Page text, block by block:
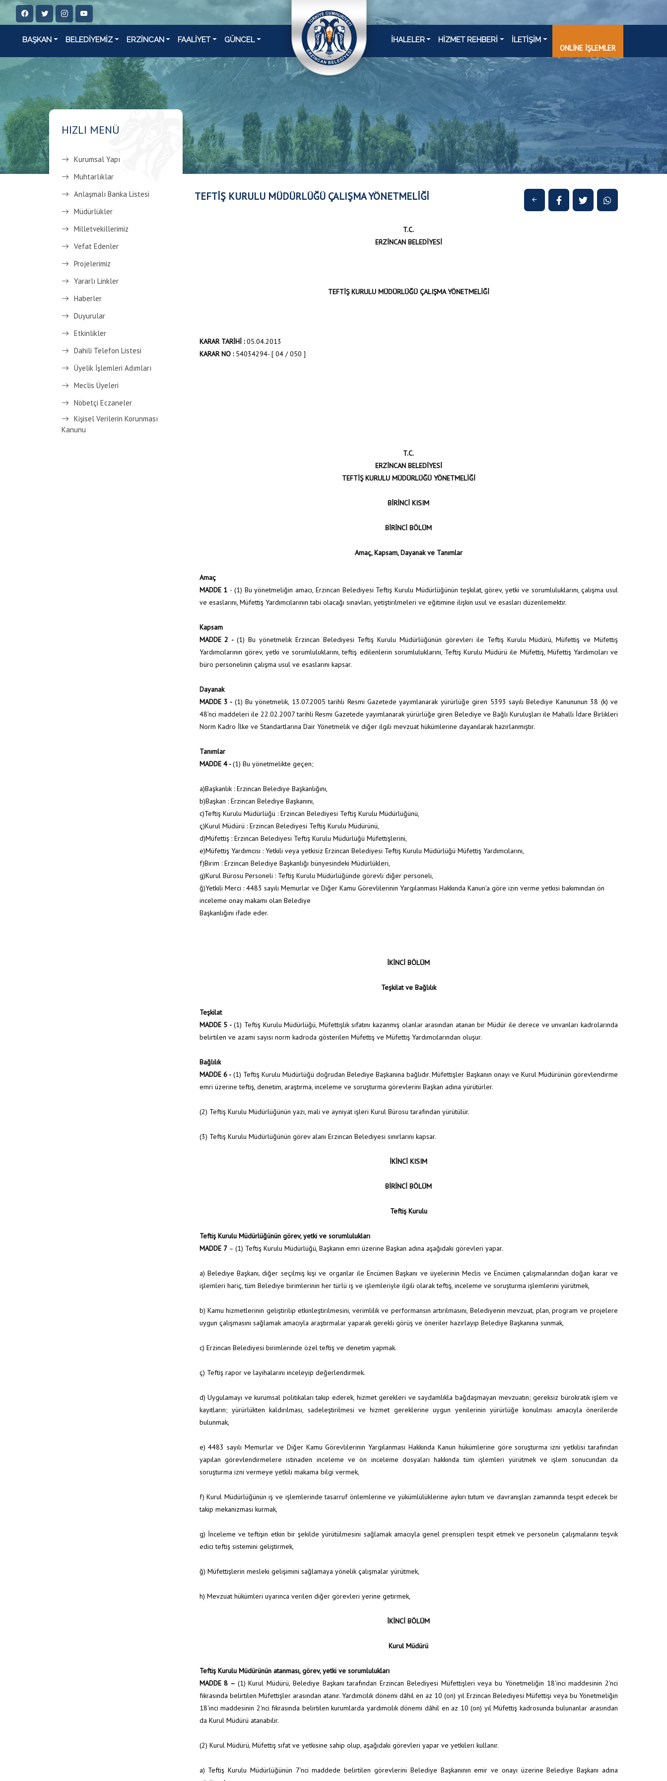
BAŞKAN BELEDİYEMİZ ERZİNCAN FAALİYET GÜNCEL İHALELER HİZMET REHBERİ İLETİŞİM
ONLİNE İŞLEMLER
HIZLI MENÜ
Kurumsal Yapı
Muhtarlıklar
Anlaşmalı Banka Listesi
Müdürlükler
Milletvekillerimiz
Vefat Edenler
Projelerimiz
Yararlı Linkler
Haberler
Duyurular
Etkinlikler
Dahili Telefon Listesi
Üyelik İşlemleri Adımları
Meclis Üyeleri
Nöbetçi Eczaneler
Kişisel Verilerin Korunması
Kanunu
TEFTİŞ KURULU MÜDÜRLÜĞÜ ÇALIŞMA YÖNETMELİĞİ
T.C.
ERZİNCAN BELEDİYESİ
TEFTİŞ KURULU MÜDÜRLÜĞÜ ÇALIŞMA YÖNETMELİĞİ
KARAR TARİHİ :05.04.2013
KARAR NO :54034294- [ 04 / 050 ]
T.C.
ERZİNCAN BELEDİYESİ
TEFTİŞ KURULU MÜDÜRLÜĞÜ YÖNETMELİĞİ
BİRİNCİ KISIM
BİRİNCİ BÖLÜM
Amaç, Kapsam, Dayanak ve Tanımlar
Amaç
MADDE 1 - (1) Bu yönetmeliğin amacı, Erzincan Belediyesi Teftiş Kurulu Müdürlüğünün teşkilat, görev, yetki ve sorumluluklarını, çalışma usul
ve esaslarını, Müfettiş Yardımcılarının tabi olacağı sınavları, yetiştirilmeleri ve eğitimine ilişkin usul ve esasları düzenlemektir.
Kapsam
MADDE 2 -(1) Bu yönetmelik Erzincan Belediyesi Teftiş Kurulu Müdürlüğünün görevleri ile Teftiş Kurulu Müdürü, Müfettiş ve Müfettiş
Yardımcılarının görev, yetki ve sorumluluklarını, teftiş edilenlerin sorumluluklarını, Teftiş Kurulu Müdürü ile Müfettiş, Müfettiş Yardımcıları ve
büro personelinin çalışma usul ve esaslarını kapsar.
Dayanak
MADDE 3 - (1) Bu yönetmelik, 13.07.2005 tarihli Resmi Gazetede yayımlanarak yürürlüğe giren 5393 sayılı Belediye Kanununun 38 (k) ve
48’nci maddeleri ile 22.02.2007 tarihli Resmi Gazetede yayımlanarak yürürlüğe giren Belediye ve Bağlı Kuruluşları ile Mahalli İdare Birlikleri
Norm Kadro İlke ve Standartlarına Dair Yönetmelik ve diğer ilgili mevzuat hükümlerine dayanılarak hazırlanmıştır.
Tanımlar
MADDE 4 -(1) Bu yönetmelikte geçen;
a)Başkanlık : Erzincan Belediye Başkanlığını,
b)Başkan : Erzincan Belediye Başkanını,
c)Teftiş Kurulu Müdürlüğü : Erzincan Belediyesi Teftiş Kurulu Müdürlüğünü,
ç)Kurul Müdürü : Erzincan Belediyesi Teftiş Kurulu Müdürünü,
d)Müfettiş : Erzincan Belediyesi Teftiş Kurulu Müdürlüğü Müfettişlerini,
e)Müfettiş Yardımcısı : Yetkili veya yetkisiz Erzincan Belediyesi Teftiş Kurulu Müdürlüğü Müfettiş Yardımcılarını,
f)Birim : Erzincan Belediye Başkanlığı bünyesindeki Müdürlükleri,
g)Kurul Bürosu Personeli : Teftiş Kurulu Müdürlüğünde görevli diğer personeli,
ğ)Yetkili Merci : 4483 sayılı Memurlar ve Diğer Kamu Görevlilerinin Yargılanması Hakkında Kanun'a göre izin verme yetkisi bakımından ön
inceleme onay makamı olan Belediye
Başkanlığını ifade eder.
İKİNCİ BÖLÜM
Teşkilat ve Bağlılık
Teşkilat
MADDE 5 -(1) Teftiş Kurulu Müdürlüğü, Müfettişlik sıfatını kazanmış olanlar arasından atanan bir Müdür ile derece ve unvanları kadrolarında
belirtilen ve azami sayısı norm kadroda gösterilen Müfettiş ve Müfettiş Yardımcılarından oluşur.
Bağlılık
MADDE 6 -(1) Teftiş Kurulu Müdürlüğü doğrudan Belediye Başkanına bağlıdır. Müfettişler Başkanın onayı ve Kurul Müdürünün görevlendirme
emri üzerine teftiş, denetim, araştırma, inceleme ve soruşturma görevlerini Başkan adına yürütürler.
(2) Teftiş Kurulu Müdürlüğünün yazı, mali ve ayniyat işleri Kurul Bürosu tarafından yürütülür.
(3) Teftiş Kurulu Müdürlüğünün görev alanı Erzincan Belediyesi sınırlarını kapsar.
İKİNCİ KISIM
BİRİNCİ BÖLÜM
Teftiş Kurulu
Teftiş Kurulu Müdürlüğünün görev, yetki ve sorumlulukları
MADDE 7– (1) Teftiş Kurulu Müdürlüğü, Başkanın emri üzerine Başkan adına aşağıdaki görevleri yapar.
a) Belediye Başkanı, diğer seçilmiş kişi ve organlar ile Encümen Başkanı ve üyelerinin Meclis ve Encümen çalışmalarından doğan karar ve
işlemleri hariç, tüm Belediye birimlerinin her türlü iş ve işlemleriyle ilgili olarak teftiş, inceleme ve soruşturma işlemlerini yürütmek,
b) Kamu hizmetlerinin geliştirilip etkinleştirilmesini, verimlilik ve performansın artırılmasını, Belediyenin mevzuat, plan, program ve projelere
uygun çalışmasını sağlamak amacıyla araştırmalar yaparak gerekli görüş ve öneriler hazırlayıp Belediye Başkanına sunmak,
c) Erzincan Belediyesi birimlerinde özel teftiş ve denetim yapmak.
ç) Teftiş rapor ve layihalarını inceleyip değerlendirmek.
d) Uygulamayı ve kurumsal politikaları takip ederek, hizmet gerekleri ve saydamlıkla bağdaşmayan mevzuatın; gereksiz bürokratik işlem ve
kayıtların; yürürlükten kaldırılması, sadeleştirilmesi ve hizmet gereklerine uygun yenilerinin yürürlüğe konulması amacıyla önerilerde
bulunmak,
e) 4483 sayılı Memurlar ve Diğer Kamu Görevlilerinin Yargılanması Hakkında Kanun hükümlerine göre soruşturma izni yetkilisi tarafından
yapılan görevlendirmelere istinaden inceleme ve ön inceleme dosyaları hakkında tüm işlemleri yürütmek ve işlem sonucundan da
soruşturma izni vermeye yetkili makama bilgi vermek,
f) Kurul Müdürlüğünün iş ve işlemlerinde tasarruf önlemlerine ve yükümlülüklerine aykırı tutum ve davranışları zamanında tespit edecek bir
takip mekanizması kurmak,
g) İnceleme ve teftişin etkin bir şekilde yürütülmesini sağlamak amacıyla genel prensipleri tespit etmek ve personelin çalışmalarını teşvik
edici teftiş sistemini geliştirmek,
ğ) Müfettişlerin mesleki gelişimini sağlamaya yönelik çalışmalar yürütmek,
h) Mevzuat hükümleri uyarınca verilen diğer görevleri yerine getirmek,
İKİNCİ BÖLÜM
Kurul Müdürü
Teftiş Kurulu Müdürünün atanması, görev, yetki ve sorumlulukları
MADDE 8 – (1) Kurul Müdürü, Belediye Başkanı tarafından Erzincan Belediyesi Müfettişleri veya bu Yönetmeliğin 18'inci maddesinin 2'nci
fıkrasında belirtilen Müfettişler arasından atanır. Yardımcılık dönemi dâhil en az 10 (on) yıl Erzincan Belediyesi Müfettişi veya bu Yönetmeliğin
18'inci maddesinin 2'nci fıkrasında belirtilen kurumlarda yardımcılık dönemi dâhil en az 10 (on) yıl Müfettiş kadrosunda bulunanlar arasından
da Kurul Müdürü atanabilir.
(2) Kurul Müdürü, Müfettiş sıfat ve yetkisine sahip olup, aşağıdaki görevleri yapar ve yetkileri kullanır.
a) Teftiş Kurulu Müdürlüğünün 7’nci maddede belirtilen görevlerini Belediye Başkanının emir ve onayı üzerine Belediye Başkanı adına